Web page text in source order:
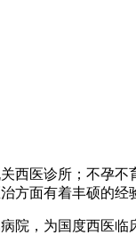
医诊所；不孕不
方面有着丰硕的经
，为国度西医临